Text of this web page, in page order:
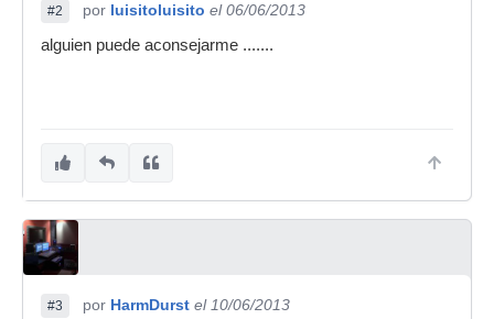
#2 por luisitoluisito el 06/06/2013
alguien puede aconsejarme .......
#3 por HarmDurst el 10/06/2013